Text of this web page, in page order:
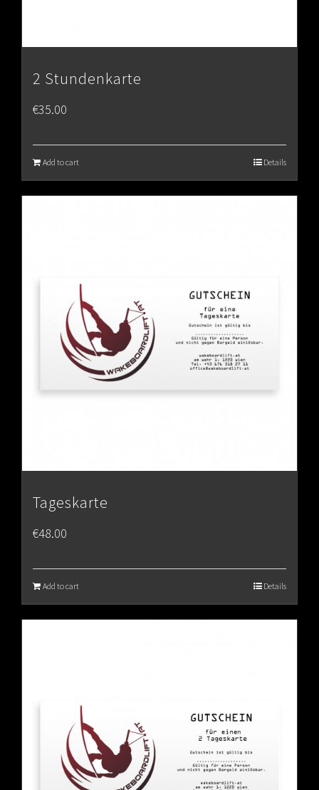
2 Stundenkarte
€35.00
Add to cart Details
Tageskarte
€48.00
Add to cart Details